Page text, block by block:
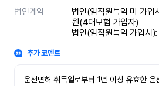
법인계약
법인(임직원특약 미 가입
원(4대보험 가입자)
법인(임직원특약 가입시
추가 코멘트
운전면허 취득일로부터 1년 이상 유효한